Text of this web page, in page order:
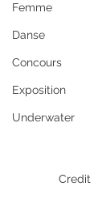
Femme
Danse
Concours
Exposition
Underwater
Credit